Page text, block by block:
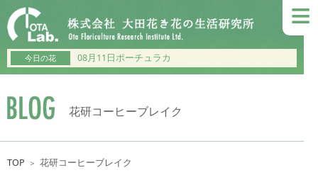
≡
今日の花 08月11日ポーチュラカ
花研コーヒーブレイク
TOP ＞ 花研コーヒーブレイク